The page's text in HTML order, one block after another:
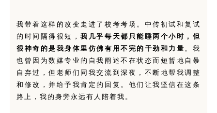
我带着这样的改变走进了校考考场。中传初试和复试
的时间隔得很短，我几乎每天都只能睡两个小时，但
很神奇的是我身体里仿佛有用不完的干劲和力量 。我
也曾因为数媒专业的自我阐述不在状态而短暂地自暴
自弃过，但老师们同我交流到深夜，不断地帮我调整
和修改，并给予我肯定的回复。他们让我坚信在这条
路上，我的身旁永远有人陪着我。